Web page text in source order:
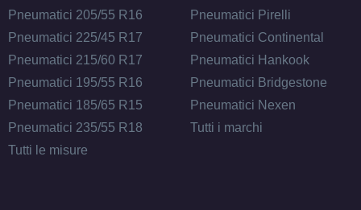
SBL
Pneumatici 205/55 R16
Pneumatici 225/45 R17
Pneumatici 215/60 R17
Pneumatici 195/55 R16
Pneumatici 185/65 R15
Pneumatici 235/55 R18
Tutti le misure
Pneumatici Pirelli
Pneumatici Continental
Pneumatici Hankook
Pneumatici Bridgestone
Pneumatici Nexen
Tutti i marchi